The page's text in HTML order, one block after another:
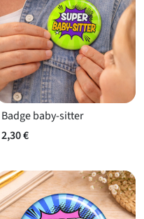
Badge baby-sitter
2,30 €